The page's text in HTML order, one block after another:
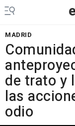
MADRID
de trato y
las
odio